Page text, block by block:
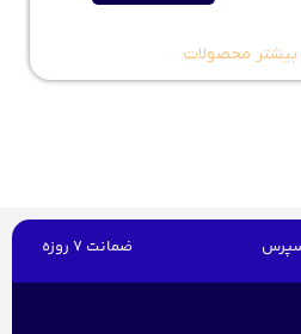
بیشتر محصولات
ضمانت 7 روزه